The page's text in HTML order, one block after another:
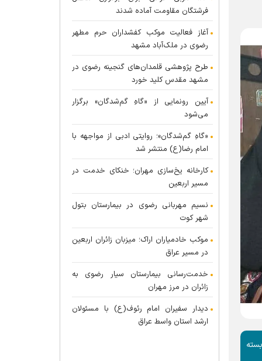
اجرای طرح ملی «دختر ماه» در سال ۱۴۰۴، ۱۰ هزار بسته
فرشتگان مقاومت آماده شدند
آغاز فعالیت موکب کفشداران حرم مطهر
رضوی در ملک‌آباد مشهد
طرح پژوهشی قلمدان‌های گنجینه رضوی در
مشهد مقدس کلید خورد
آیین رونمایی از «گاهِ گم‌شدگان» برگزار
می‌شود
«گاهِ گم‌شدگان»؛ روایتی ادبی از مواجهه با
امام رضا(ع) منتشر شد
کارخانه یخ‌سازی مهران؛ خنکای خدمت در
مسیر اربعین
نسیم مهربانی رضوی در بیمارستان بتول
شهر کوت
موکب خادمیاران اراک؛ میزبان زائران اربعین
در مسیر عراق
خدمت‌رسانی بیمارستان سیار رضوی به
زائران در مرز مهران
دیدار سفیران امام رئوف(ع) با مسئولان
ارشد استان واسط عراق